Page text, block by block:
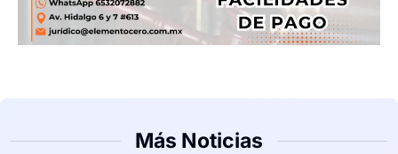
Más Noticias